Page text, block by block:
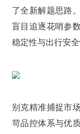
了全新解题思路
盲目追逐花哨参
稳定性与出行安全
别克精准捕捉市
苛品控体系与优